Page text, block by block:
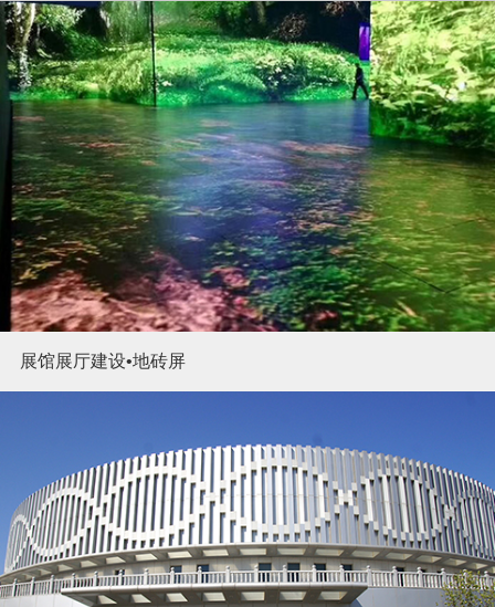
展馆展厅建设•地砖屏